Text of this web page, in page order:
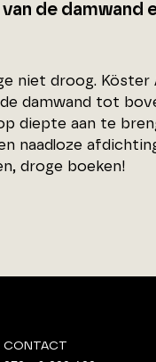
de damwand
niet droog.
damwand tot
diepte aan te
naadloze
droge boeken!
CONTACT